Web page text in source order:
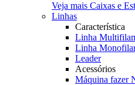
Veja mais Caixas e
Linhas
Característica
Linha
Linha
Leader
Acessórios
Máquina fazer